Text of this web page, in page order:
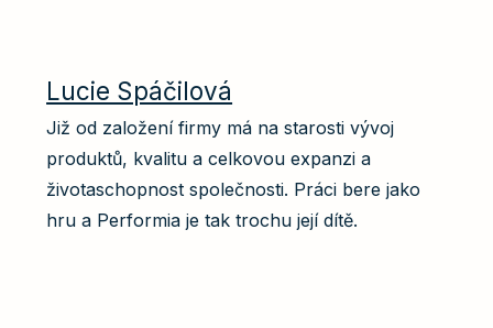
Lucie Spáčilová
Již od založení firmy má na starosti vývoj
produktů, kvalitu a celkovou expanzi a
životaschopnost společnosti. Práci bere jako
hru a Performia je tak trochu její dítě.